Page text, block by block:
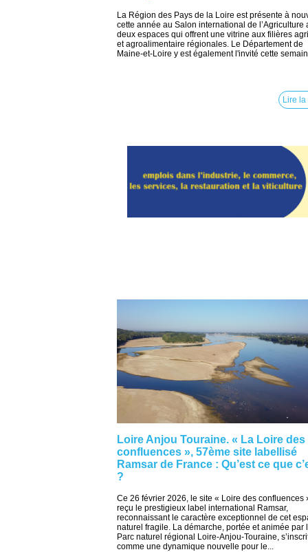
La Région des Pays de la Loire est présente à
cette année au Salon international de l’Agriculture
deux espaces qui offrent une vitrine aux filières
et agroalimentaire régionales. Le Département de
Maine-et-Loire y est également l'invité cette
Lire la
Loire Anjou Touraine. « La Loire des
confluences », 57ème site labellisé
Ramsar de France : Qu’est ce que
?
Ce 26 février 2026, le site « Loire des confluences
reçu le prestigieux label international Ramsar,
reconnaissant le caractère exceptionnel de cet
naturel fragile. La démarche, portée et animée par
Parc naturel régional Loire-Anjou-Touraine,
comme une dynamique nouvelle pour le...